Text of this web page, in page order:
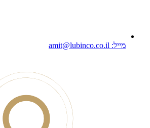
מייל: amit@lubinco.co.il